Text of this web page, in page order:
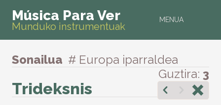
MENUA
Música Para Ver
Munduko instrumentuak
Sonailua # Europa iparraldea
Guztira: 3
Trideksnis